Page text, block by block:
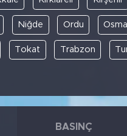
Niğde Ordu
Tokat Trabzon
BASINÇ